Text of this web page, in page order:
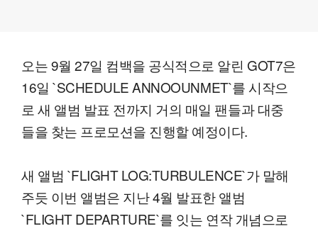
오는 9월 27일 컴백을 공식적으로 알린 GOT7은
16일 `SCHEDULE ANNOOUNMET`를 시작으
로 새 앨범 발표 전까지 거의 매일 팬들과 대중
들을 찾는 프로모션을 진행할 예정이다.
새 앨범 `FLIGHT LOG:TURBULENCE`가 말해
주듯 이번 앨범은 지난 4월 발표한 앨범
`FLIGHT DEPARTURE`를 잇는 연작 개념으로